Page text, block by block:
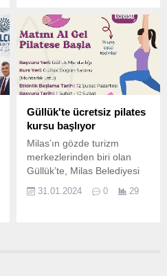
Güllük'te ücretsiz pilates
kursu başlıyor
Milas’ın gözde turizm
merkezlerinden biri olan
Güllük’te, Milas Belediyesi
başlatılacak pilates kursuna
31.01.2024 0 29